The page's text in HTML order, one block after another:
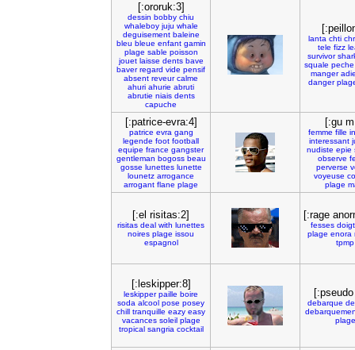
[:ororuk:3]
dessin bobby chiu
whaleboy juju whale
deguisement baleine
bleu bleue enfant gamin
plage sable poisson
jouet laisse dents bave
baver regard vide pensif
absent reveur calme
ahuri ahurie abruti
abrutie niais dents
capuche
lanta chti
tele fizz
survivor
squale peche
manger
danger
[:patrice-evra:4]
patrice evra gang
legende foot football
equipe france gangster
gentleman bogoss beau
gosse lunettes lunette
lounetz arrogance
arrogant flane plage
[:gu
femme fille
interessant
nudiste epie
observe
perverse
voyeuse
plage
[:el risitas:2]
risitas deal with lunettes
noires plage issou
espagnol
[:rage
fesses doigt
plage enora
tpmp
[:leskipper:8]
leskipper paille boire
soda alcool pose posey
chill tranquille eazy easy
vacances soleil plage
tropical sangria cocktail
debarque
plage